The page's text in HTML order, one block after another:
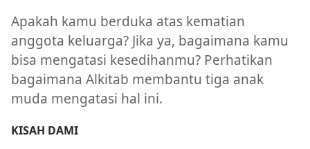
Apakah kamu berduka atas kematian
anggota keluarga? Jika ya, bagaimana kamu
bisa mengatasi kesedihanmu? Perhatikan
bagaimana Alkitab membantu tiga anak
muda mengatasi hal ini.
KISAH DAMI